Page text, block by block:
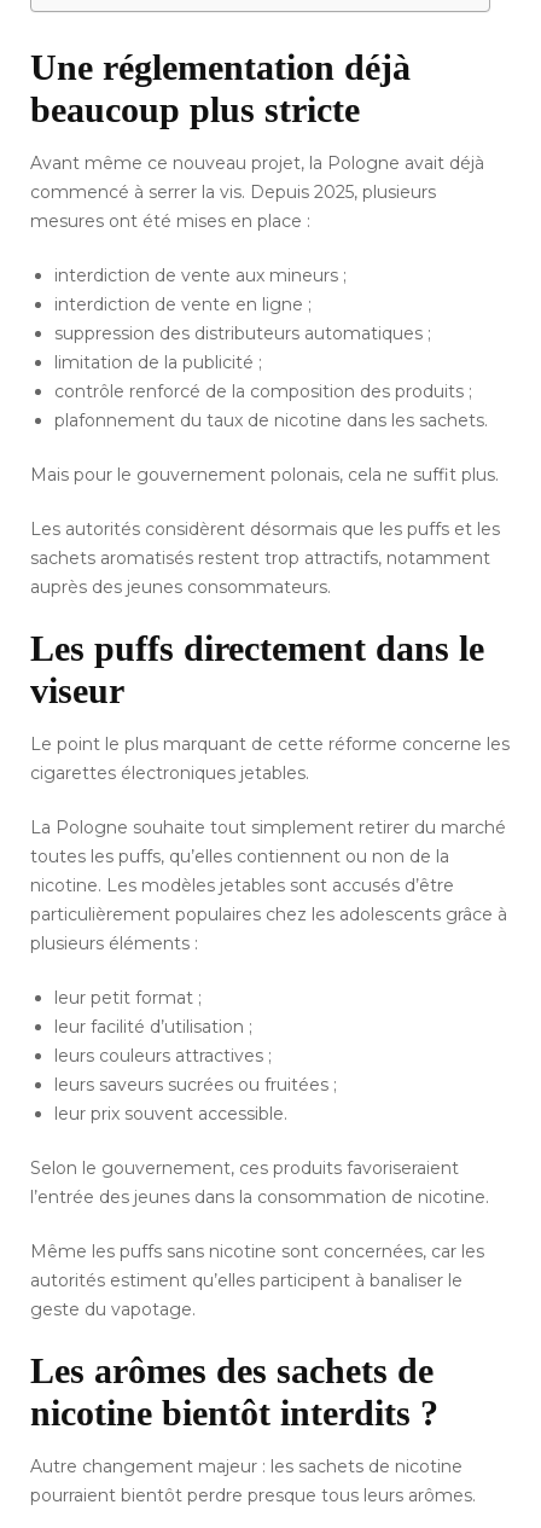
Une réglementation déjà
beaucoup plus stricte
Avant même ce nouveau projet, la Pologne avait déjà
commencé à serrer la vis. Depuis 2025, plusieurs
mesures ont été mises en place :
interdiction de vente aux mineurs ;
interdiction de vente en ligne ;
suppression des distributeurs automatiques ;
limitation de la publicité ;
contrôle renforcé de la composition des produits ;
plafonnement du taux de nicotine dans les sachets.
Mais pour le gouvernement polonais, cela ne suffit plus.
Les autorités considèrent désormais que les puffs et les
sachets aromatisés restent trop attractifs, notamment
auprès des jeunes consommateurs.
Les puffs directement dans le
viseur
Le point le plus marquant de cette réforme concerne les
cigarettes électroniques jetables.
La Pologne souhaite tout simplement retirer du marché
toutes les puffs, qu’elles contiennent ou non de la
nicotine. Les modèles jetables sont accusés d’être
particulièrement populaires chez les adolescents grâce à
plusieurs éléments :
leur petit format ;
leur facilité d’utilisation ;
leurs couleurs attractives ;
leurs saveurs sucrées ou fruitées ;
leur prix souvent accessible.
Selon le gouvernement, ces produits favoriseraient
l’entrée des jeunes dans la consommation de nicotine.
Même les puffs sans nicotine sont concernées, car les
autorités estiment qu’elles participent à banaliser le
geste du vapotage.
Les arômes des sachets de
nicotine bientôt interdits ?
Autre changement majeur : les sachets de nicotine
pourraient bientôt perdre presque tous leurs arômes.